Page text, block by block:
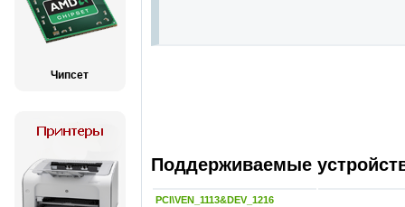
Чипсет
Поддерживаемые
PCI\VEN_1113&DEV_1216